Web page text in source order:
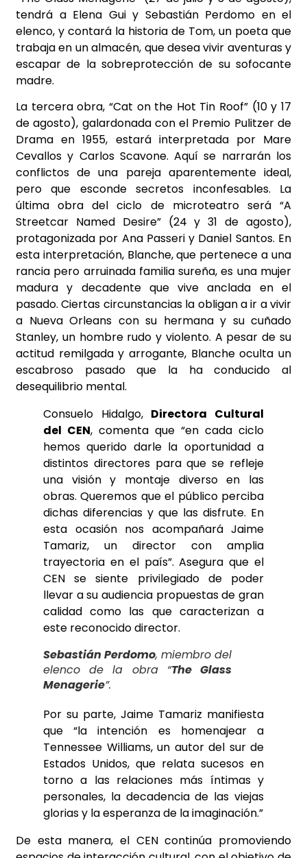
tendrá a Elena Gui y Sebastián Perdomo en el
elenco, y contará la historia de Tom, un poeta que
trabaja en un almacén, que desea vivir aventuras y
escapar de la sobreprotección de su sofocante
madre.
La tercera obra, “Cat on the Hot Tin Roof” (10 y 17
de agosto), galardonada con el Premio Pulitzer de
Drama en 1955, estará interpretada por Mare
Cevallos y Carlos Scavone. Aquí se narrarán los
conflictos de una pareja aparentemente ideal,
pero que esconde secretos inconfesables. La
última obra del ciclo de microteatro será “A
Streetcar Named Desire” (24 y 31 de agosto),
protagonizada por Ana Passeri y Daniel Santos. En
esta interpretación, Blanche, que pertenece a una
rancia pero arruinada familia sureña, es una mujer
madura y decadente que vive anclada en el
pasado. Ciertas circunstancias la obligan a ir a vivir
a Nueva Orleans con su hermana y su cuñado
Stanley, un hombre rudo y violento. A pesar de su
actitud remilgada y arrogante, Blanche oculta un
escabroso pasado que la ha conducido al
desequilibrio mental.
Consuelo Hidalgo, Directora Cultural
del CEN, comenta que “en cada ciclo
hemos querido darle la oportunidad a
distintos directores para que se refleje
una visión y montaje diverso en las
obras. Queremos que el público perciba
dichas diferencias y que las disfrute. En
esta ocasión nos acompañará Jaime
Tamariz, un director con amplia
trayectoria en el país”. Asegura que el
CEN se siente privilegiado de poder
llevar a su audiencia propuestas de gran
calidad como las que caracterizan a
este reconocido director.
Sebastián Perdomo, miembro del
elenco de la obra “The Glass
Menagerie”.
Por su parte, Jaime Tamariz manifiesta
que “la intención es homenajear a
Tennessee Williams, un autor del sur de
Estados Unidos, que relata sucesos en
torno a las relaciones más íntimas y
personales, la decadencia de las viejas
glorias y la esperanza de la imaginación.”
De esta manera, el CEN continúa promoviendo